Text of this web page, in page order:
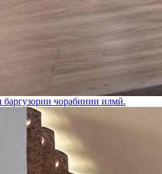
баргузории чорабинии илмӣ.